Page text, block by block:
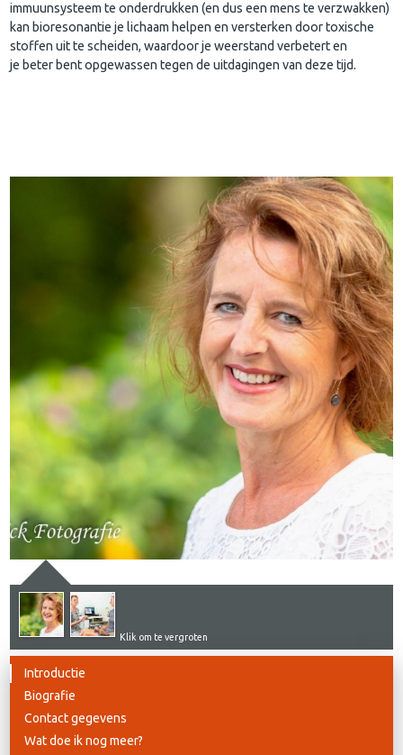
immuunsysteem te onderdrukken (en dus een mens te verzwakken)
kan bioresonantie je lichaam helpen en versterken door toxische
stoffen uit te scheiden, waardoor je weerstand verbetert en
je beter bent opgewassen tegen de uitdagingen van deze tijd.
Klik om te vergroten
Introductie
Biografie
Contact gegevens
Wat doe ik nog meer?